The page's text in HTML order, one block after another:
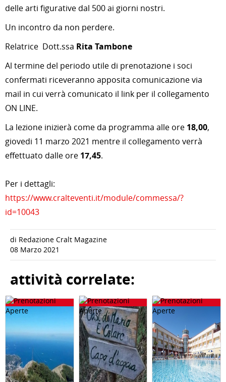
delle arti figurative dal 500 ai giorni nostri.
Un incontro da non perdere.
Relatrice Dott.ssa Rita Tambone
Al termine del periodo utile di prenotazione i soci
confermati riceveranno apposita comunicazione via
mail in cui verrà comunicato il link per il collegamento
ON LINE.
La lezione inizierà come da programma alle ore 18,00,
giovedi 11 marzo 2021 mentre il collegamento verrà
effettuato dalle ore 17,45.
Per i dettagli:
https://www.cralteventi.it/module/commessa/?
id=10043
di Redazione Cralt Magazine
08 Marzo 2021
attività correlate: